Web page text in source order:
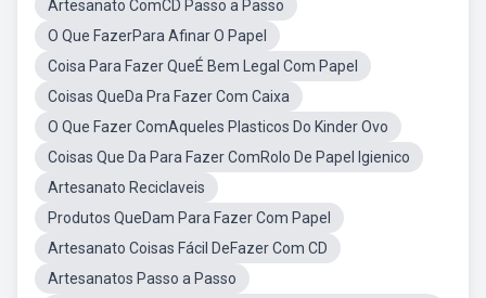
Artesanato ComCD Passo a Passo
O Que FazerPara Afinar O Papel
Coisa Para Fazer QueÉ Bem Legal Com Papel
Coisas QueDa Pra Fazer Com Caixa
O Que Fazer ComAqueles Plasticos Do Kinder Ovo
Coisas Que Da Para Fazer ComRolo De Papel Igienico
Artesanato Reciclaveis
Produtos QueDam Para Fazer Com Papel
Artesanato Coisas Fácil DeFazer Com CD
Artesanatos Passo a Passo